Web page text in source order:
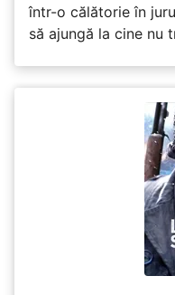
într-o călătorie în
să ajungă la cine nu